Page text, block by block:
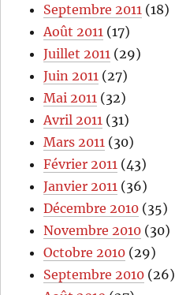
Septembre 2011 (18)
Août 2011 (17)
Juillet 2011 (29)
Juin 2011 (27)
Mai 2011 (32)
Avril 2011 (31)
Mars 2011 (30)
Février 2011 (43)
Janvier 2011 (36)
Décembre 2010 (35)
Novembre 2010 (30)
Octobre 2010 (29)
Septembre 2010 (26)